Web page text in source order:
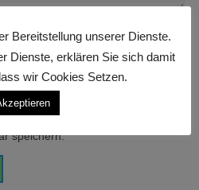
Website in diesem Browser für
speichern.
Bereitstellung unserer Dienste.
Dienste, erklären Sie sich damit
wir Cookies Setzen.